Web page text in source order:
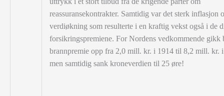
reassuransekontrakter. Samtidig var det sterk inflasjon
verdiøkning som resulterte i en kraftig vekst også i de
forsikringspremiene. For Nordens vedkommende gikk
brannpremie opp fra 2,0 mill. kr. i 1914 til 8,2 mill. kr.
men samtidig sank kroneverdien til 25 øre!